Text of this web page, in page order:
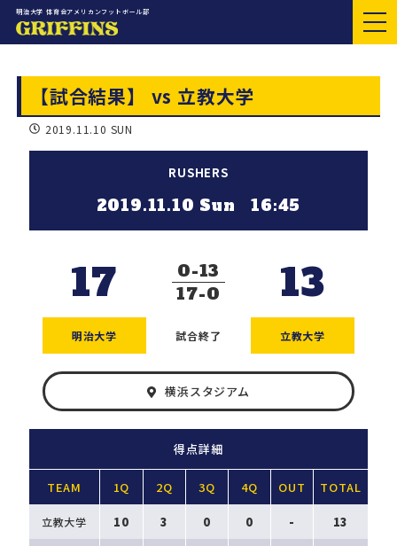
明治大学 体育会アメリカンフットボール部
【試合結果】 vs 立教大学
2019.11.10 SUN
RUSHERS
2019.11.10 Sun 16:45
試合終了
明治大学 立教大学
17 13
0 13
17 0
横浜スタジアム
得点詳細
TEAM 1Q 2Q 3Q 4Q OUT TOTAL
立教大学 10 3 0 0 - 13